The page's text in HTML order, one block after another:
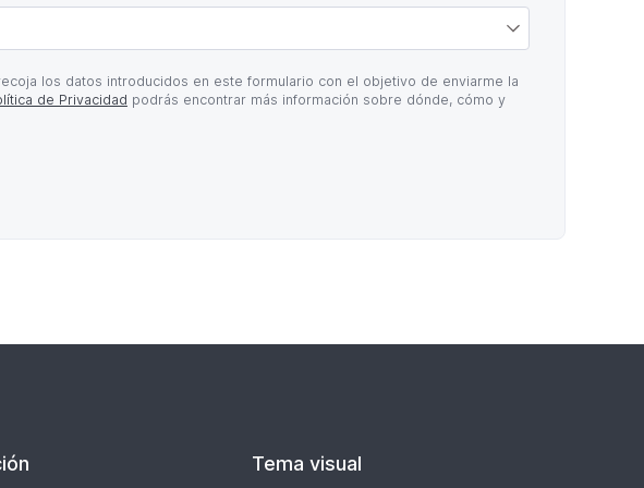
los datos introducidos en este formulario con el objetivo de enviarme la
de Privacidad podrás encontrar más información sobre dónde, cómo y
Tema visual